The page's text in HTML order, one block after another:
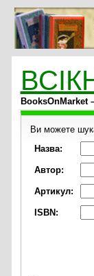
BooksOnMarket
Ви можете
Назва:
Автор:
Артикул:
ISBN: